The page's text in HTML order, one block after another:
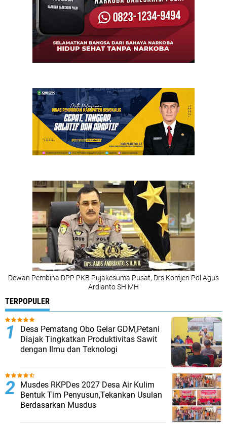
Dewan Pembina DPP PKB Pujakesuma Pusat, Drs Komjen Pol Agus
Ardianto SH MH
TERPOPULER
Desa Pematang Obo Gelar GDM,Petani
Diajak Tingkatkan Produktivitas Sawit
dengan Ilmu dan Teknologi
Musdes RKPDes 2027 Desa Air Kulim
Bentuk Tim Penyusun,Tekankan Usulan
Berdasarkan Musdus